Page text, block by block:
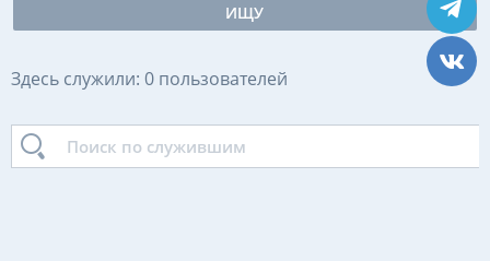
ИЩУ
Здесь служили: 0 пользователей